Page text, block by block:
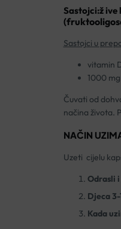
Sastojci:ž
Sastojci u
vitamin
1000
Čuvati od
načina života.
NAČIN
Uzeti cijelu
Odrasli i
Djeca 3-
Kada